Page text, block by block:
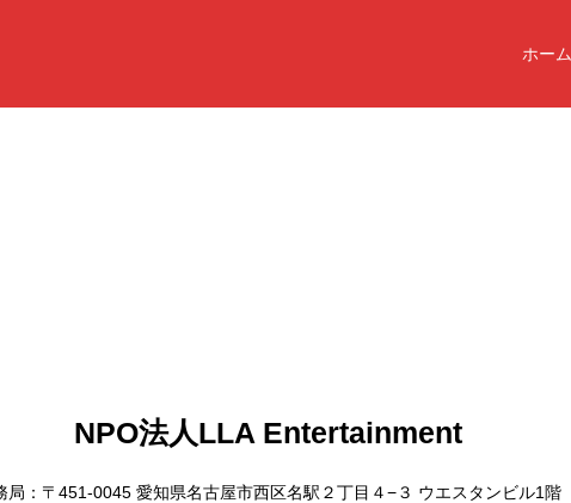
ホーム
NPO法人LLA Entertainment
局：〒451-0045 愛知県名古屋市西区名駅２丁目４−３ ウエスタンビル1階